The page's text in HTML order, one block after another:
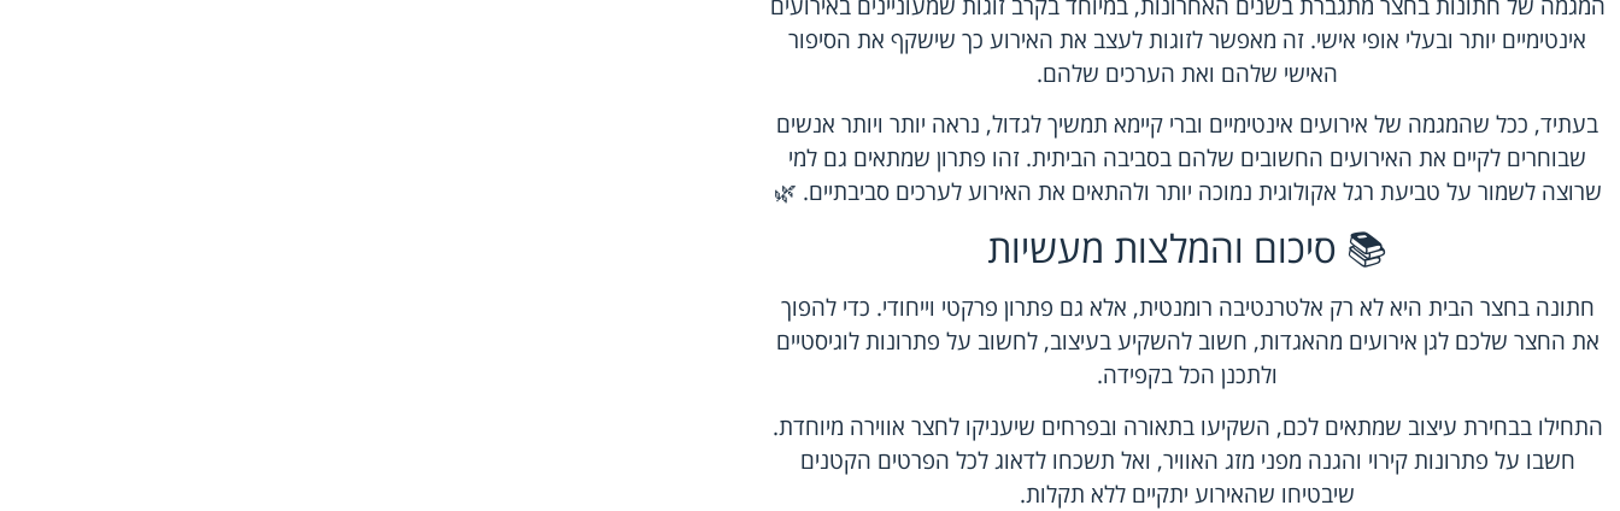
אינטימיים יותר ובעלי אופי אישי. זה מאפשר לזוגות לעצב את האירוע כך שישקף את הסיפור
האישי שלהם ואת הערכים שלהם.
בעתיד, ככל שהמגמה של אירועים אינטימיים וברי קיימא תמשיך לגדול, נראה יותר ויותר אנשים
שבוחרים לקיים את האירועים החשובים שלהם בסביבה הביתית. זהו פתרון שמתאים גם למי
שרוצה לשמור על טביעת רגל אקולוגית נמוכה יותר ולהתאים את האירוע לערכים סביבתיים. 🌿
📚 סיכום והמלצות מעשיות
חתונה בחצר הבית היא לא רק אלטרנטיבה רומנטית, אלא גם פתרון פרקטי וייחודי. כדי להפוך
את החצר שלכם לגן אירועים מהאגדות, חשוב להשקיע בעיצוב, לחשוב על פתרונות לוגיסטיים
ולתכנן הכל בקפידה.
התחילו בבחירת עיצוב שמתאים לכם, השקיעו בתאורה ובפרחים שיעניקו לחצר אווירה מיוחדת.
חשבו על פתרונות קירוי והגנה מפני מזג האוויר, ואל תשכחו לדאוג לכל הפרטים הקטנים
שיבטיחו שהאירוע יתקיים ללא תקלות.